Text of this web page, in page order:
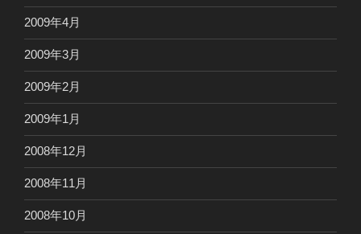
2009年4月
2009年3月
2009年2月
2009年1月
2008年12月
2008年11月
2008年10月